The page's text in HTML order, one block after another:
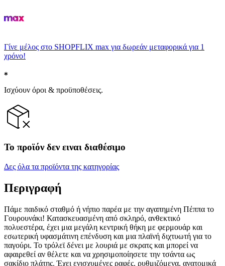
Γίνε μέλος στο SHOPFLIX max για δωρεάν μεταφορικά για 1
χρόνο!
Ισχύουν όροι & προϋποθέσεις.
Το προϊόν δεν ειναι διαθέσιμο
Δες όλα τα προϊόντα της κατηγορίας
Περιγραφή
Πάμε παιδικό σταθμό ή νήπιο παρέα με την αγαπημένη Πέππα το
Γουρουνάκι! Κατασκευασμένη από σκληρό, ανθεκτικό
πολυεστέρα, έχει μια μεγάλη κεντρική θήκη με φερμουάρ και
εσωτερική υφασμάτινη επένδυση και μια πλαϊνή διχτυωτή για το
παγούρι. Το τρόλεϊ δένει με λουριά με σκρατς και μπορεί να
αφαιρεθεί αν θέλετε και να χρησιμοποίησετε την τσάντα ως
σακίδιο πλάτης. Έχει ενισχυμένες ραφές, ρυθμιζόμενα, ανατομικά